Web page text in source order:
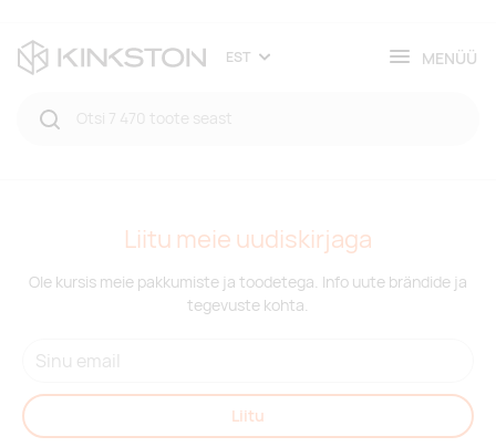
EST MENÜÜ
Liitu meie uudiskirjaga
Ole kursis meie pakkumiste ja toodetega. Info uute brändide ja
tegevuste kohta.
Liitu